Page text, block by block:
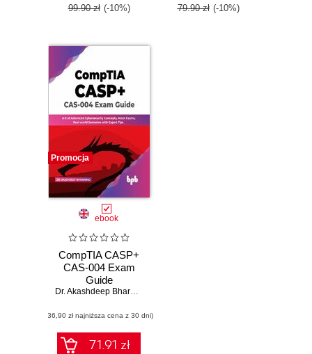
99.90 zł (-10%) 79.90 zł (-10%)
Promocja
ebook
CompTIA CASP+
CAS-004 Exam
Guide
Dr. Akashdeep Bhardwaj
(36,90 zł najniższa cena z 30 dni)
71.91 zł